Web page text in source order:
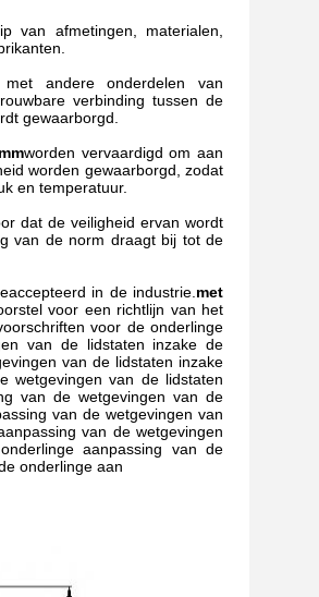
van afmetingen, materialen,
andere onderdelen van
verbinding tussen de
gewaarborgd.
worden vervaardigd om aan
worden gewaarborgd, zodat
en temperatuur.
dat de veiligheid ervan wordt
van de norm draagt bij tot de
in de industrie. met
voor een richtlijn van het
voor de onderlinge
van de lidstaten inzake de
van de lidstaten inzake
wetgevingen van de lidstaten
van de wetgevingen van de
van de wetgevingen van
van de wetgevingen
aanpassing van de
onderlinge aan